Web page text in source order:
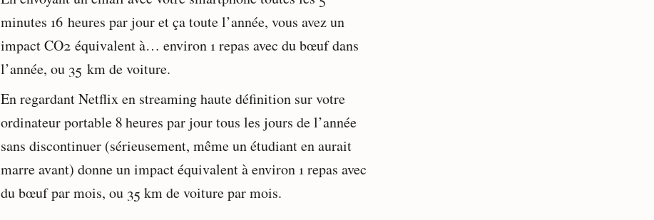
minutes 16 heures par jour et ça toute l’année, vous avez un
impact CO2 équivalent à… environ 1 repas avec du bœuf dans
l’année, ou 35 km de voiture.
En regardant Netflix en streaming haute définition sur votre
ordinateur portable 8 heures par jour tous les jours de l’année
sans discontinuer (sérieusement, même un étudiant en aurait
marre avant) donne un impact équivalent à environ 1 repas avec
du bœuf par mois, ou 35 km de voiture par mois.